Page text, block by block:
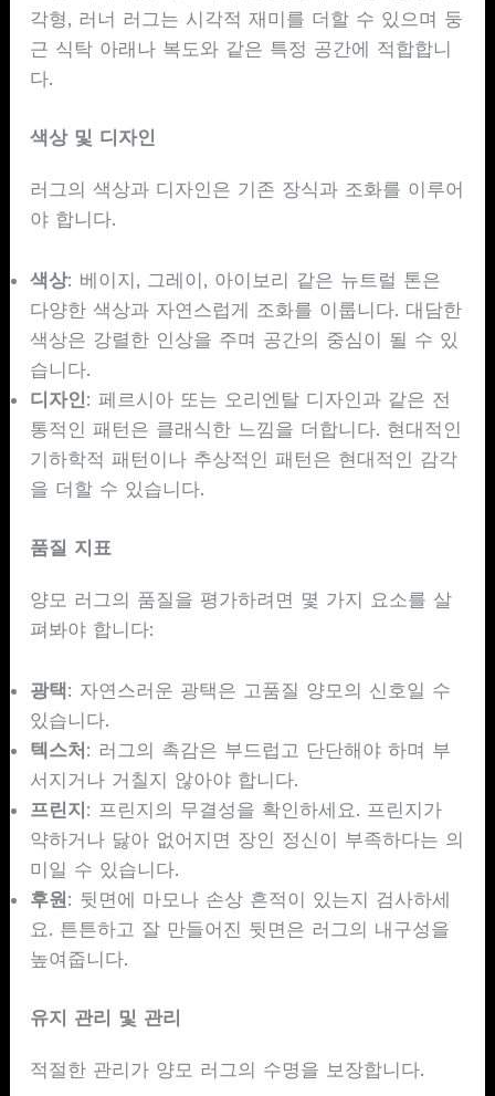
각형, 러너 러그는 시각적 재미를 더할 수 있으며 둥
근 식탁 아래나 복도와 같은 특정 공간에 적합합니
다.
색상 및 디자인
러그의 색상과 디자인은 기존 장식과 조화를 이루어
야 합니다.
색상: 베이지, 그레이, 아이보리 같은 뉴트럴 톤은
다양한 색상과 자연스럽게 조화를 이룹니다. 대담한
색상은 강렬한 인상을 주며 공간의 중심이 될 수 있
습니다.
디자인: 페르시아 또는 오리엔탈 디자인과 같은 전
통적인 패턴은 클래식한 느낌을 더합니다. 현대적인
기하학적 패턴이나 추상적인 패턴은 현대적인 감각
을 더할 수 있습니다.
품질 지표
양모 러그의 품질을 평가하려면 몇 가지 요소를 살
펴봐야 합니다:
광택: 자연스러운 광택은 고품질 양모의 신호일 수
있습니다.
텍스처: 러그의 촉감은 부드럽고 단단해야 하며 부
서지거나 거칠지 않아야 합니다.
프린지: 프린지의 무결성을 확인하세요. 프린지가
약하거나 닳아 없어지면 장인 정신이 부족하다는 의
미일 수 있습니다.
후원: 뒷면에 마모나 손상 흔적이 있는지 검사하세
요. 튼튼하고 잘 만들어진 뒷면은 러그의 내구성을
높여줍니다.
유지 관리 및 관리
적절한 관리가 양모 러그의 수명을 보장합니다.